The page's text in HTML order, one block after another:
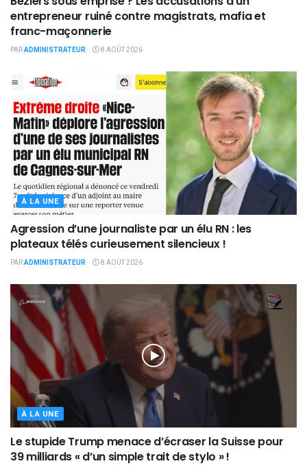
entrepreneur ruiné contre magistrats, mafia et
franc-maçonnerie
PARADMINISTRATEUR 8 AOÛT 2026
À LA UNE
Agression d’une journaliste par un élu RN : les
plateaux télés curieusement silencieux !
PARADMINISTRATEUR 8 AOÛT 2026
À LA UNE
Le stupide Trump menace d’écraser la Suisse pour
39 milliards « d’un simple trait de stylo » !